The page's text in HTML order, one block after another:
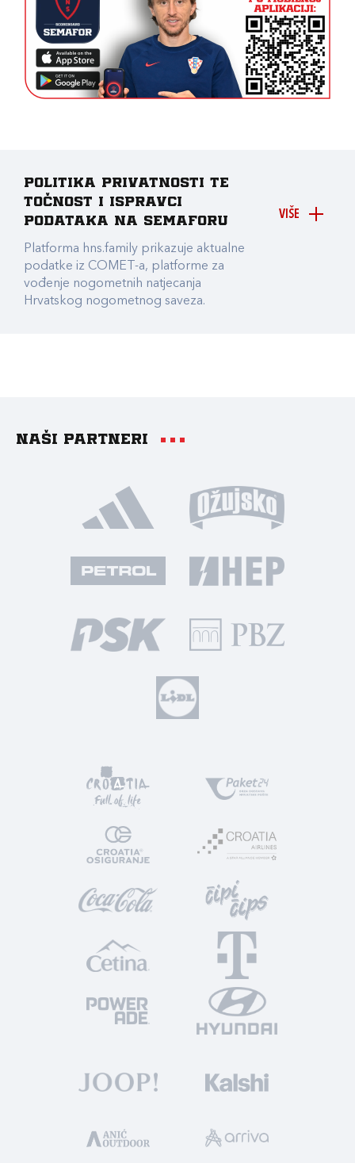
VIŠE
Politika privatnosti te
točnost i ispravci
podataka na Semaforu
Platforma hns.family prikazuje aktualne
podatke iz COMET-a, platforme za
vođenje nogometnih natjecanja
Hrvatskog nogometnog saveza.
Naši partneri